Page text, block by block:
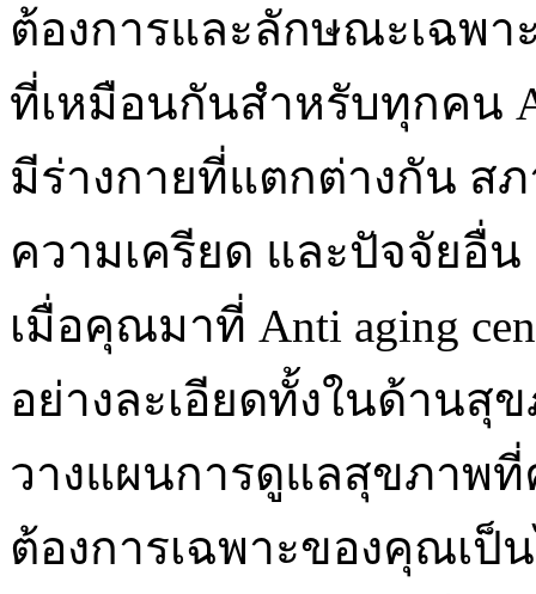
ต้องการและลักษณะเฉพ
ที่เหมือนกันสำหรับทุกคน
มีร่างกายที่แตกต่างกัน ส
ความเครียด และปัจจัยอื่
เมื่อคุณมาที่ Anti aging
อย่างละเอียดทั้งในด้านสุ
วางแผนการดูแลสุขภาพ
ต้องการเฉพาะของคุณเป็